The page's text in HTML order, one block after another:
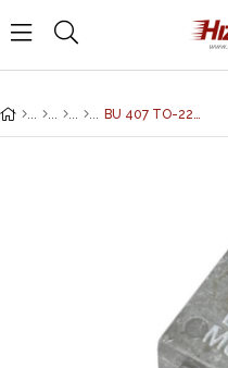
BU 407 TO-220 Transistör